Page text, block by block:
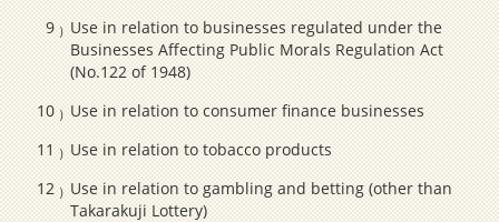
Use in relation to businesses regulated under the
Businesses Affecting Public Morals Regulation Act
(No.122 of 1948)
Use in relation to consumer finance businesses
Use in relation to tobacco products
Use in relation to gambling and betting (other than
Takarakuji Lottery)